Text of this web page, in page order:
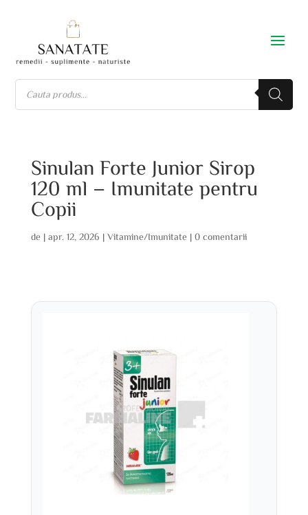
Sinulan Forte Junior Sirop
120 ml – Imunitate pentru
Copii
de | apr. 12, 2026 | Vitamine/Imunitate| 0 comentarii